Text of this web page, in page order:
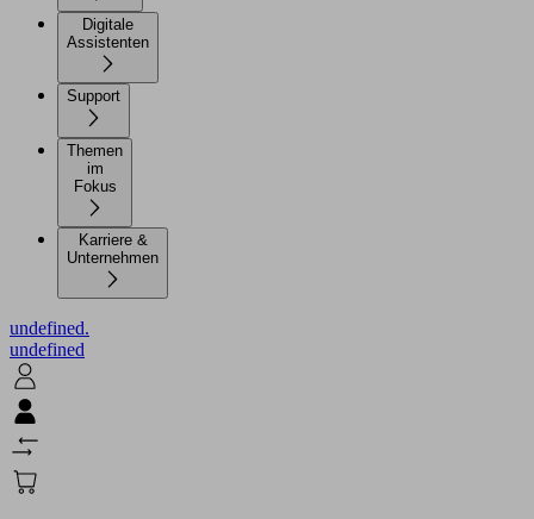
Digitale
Assistenten
Support
Themen
im
Karriere &
Unternehmen
undefined.
undefined